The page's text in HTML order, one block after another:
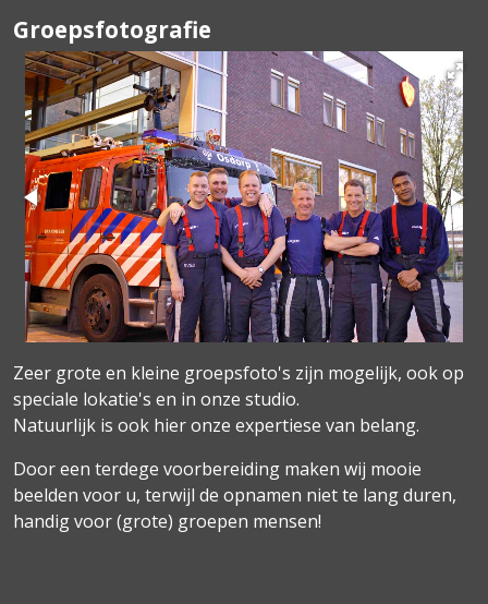
Groepsfotografie
Zeer grote en kleine groepsfoto's zijn mogelijk, ook op
speciale lokatie's en in onze studio.
Natuurlijk is ook hier onze expertiese van belang.
Door een terdege voorbereiding maken wij mooie
beelden voor u, terwijl de opnamen niet te lang duren,
handig voor (grote) groepen mensen!